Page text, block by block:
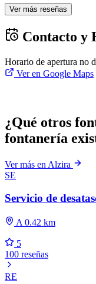
Ver más reseñas
Contacto y
Horario de apertura no
Ver en Google Maps
¿Qué otros
fontanería
Ver más en Alzira
SE
Servicio de
A 0.42 km
5
100 reseñas
RE